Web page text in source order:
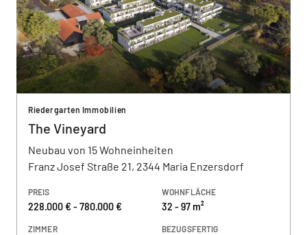
Riedergarten Immobilien
The Vineyard
Neubau von 15 Wohneinheiten
Franz Josef Straße 21, 2344 Maria Enzersdorf
PREIS
228.000 € - 780.000 €
WOHNFLÄCHE
32 - 97 m²
ZIMMER BEZUGSFERTIG